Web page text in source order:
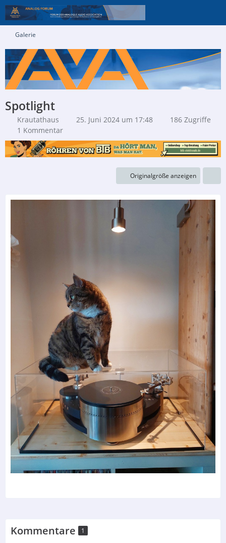
Galerie
Spotlight
Krautathaus 25. Juni 2024 um 17:48
186 Zugriffe
1 Kommentar
Originalgröße anzeigen
Kommentare 1